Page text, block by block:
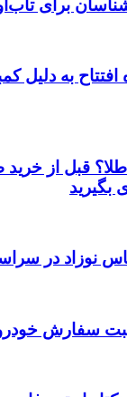
برای
افتتاح به دلیل
قبل از خرید
بگیرید
نوزاد در
سفارش